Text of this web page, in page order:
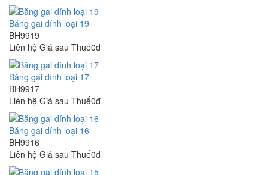
Băng gai dính loại 19
BH9919
Liên hệ Giá sau Thuế0đ
Băng gai dính loại 17
BH9917
Liên hệ Giá sau Thuế0đ
Băng gai dính loại 16
BH9916
Liên hệ Giá sau Thuế0đ